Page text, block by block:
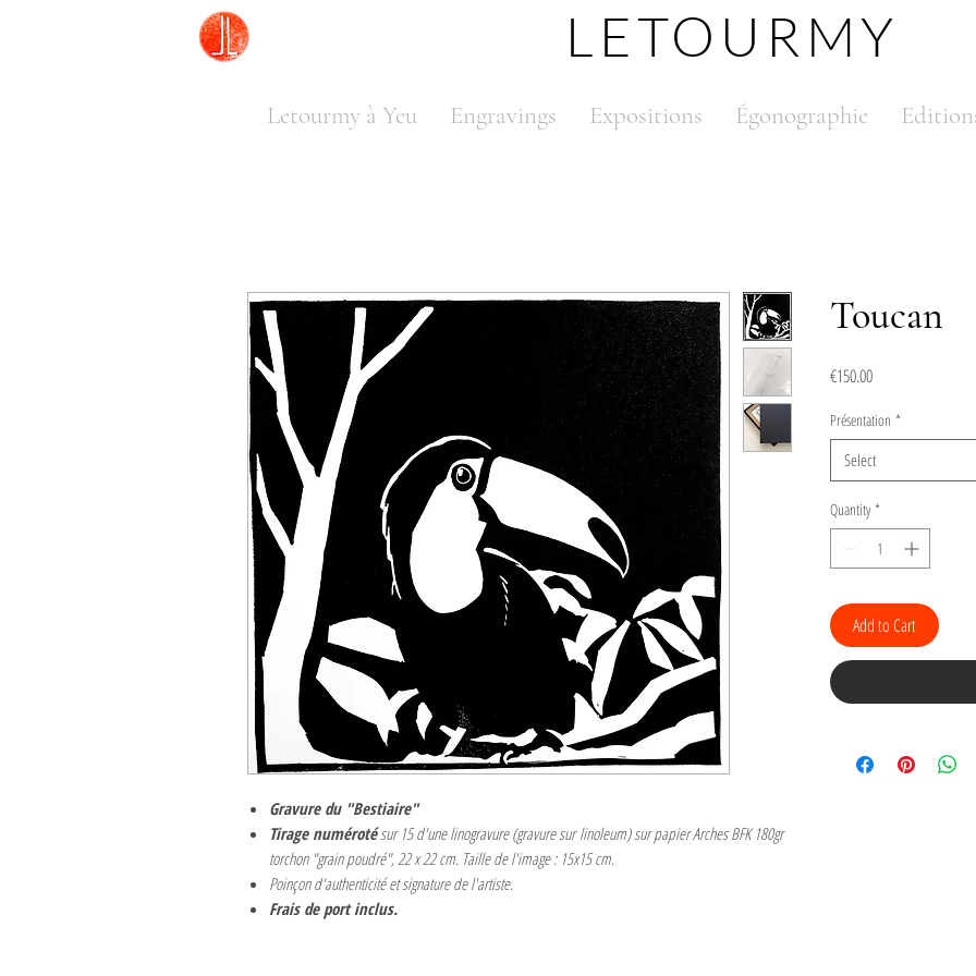
LETOURMY
Letourmy à Yeu Engravings Expositions Égonographie
Gravure du "Bestiaire"
Tirage numérotésur 15 d'une linogravure (gravure sur linoleum) sur papier Arches BFK 180gr
torchon "grain poudré", 22 x 22 cm. Taille de l'image : 15x15 cm.
Poinçon d'authenticité et signature de l'artiste.
Frais de port inclus.
Toucan
€150.00Price
Présentation *
Select
Quantity *
Add to Cart